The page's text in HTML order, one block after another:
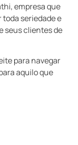
empresa que
seriedade e
seus clientes de
para navegar
aquilo que